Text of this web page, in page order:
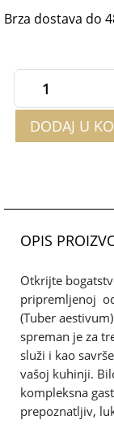
Brza dostava do
tartufata
80gDODAJ U
OPIS
Otkrijte
pripremljenoj
(Tuber
spreman je za
služi i kao
vašoj kuhinji.
kompleksna
prepoznatljiv,